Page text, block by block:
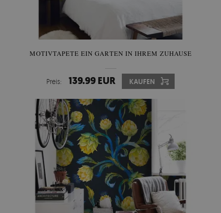
MOTIVTAPETE EIN GARTEN IN IHREM ZUHAUSE
Preis: 139.99 EUR KAUFEN